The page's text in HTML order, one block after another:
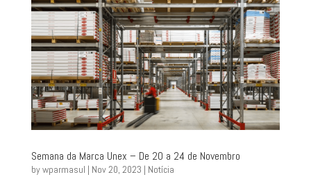
Semana da Marca Unex – De 20 a 24 de Novembro
bywparmasul | Nov 20, 2023 | Notícia